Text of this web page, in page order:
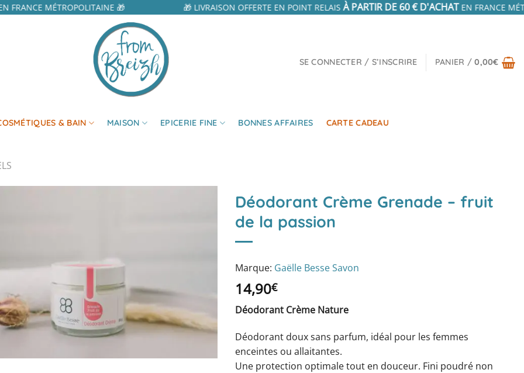
FRANCE MÉTROPOLITAINE 🎁 🎁 LIVRAISON OFFERTE EN POINT RELAISÀ PARTIR DE 60 € D'ACHATEN FRANCE
SE CONNECTER / S’INSCRIRE PANIER /0,00€
& BAIN MAISON EPICERIE FINE BONNES AFFAIRES CARTE CADEAU
Déodorant Crème Grenade – fruit
de la passion
Marque: Gaëlle Besse Savon
14,90€
Déodorant Crème Nature
Déodorant doux sans parfum, idéal pour les femmes
enceintes ou allaitantes.
Une protection optimale tout en douceur. Fini poudré non